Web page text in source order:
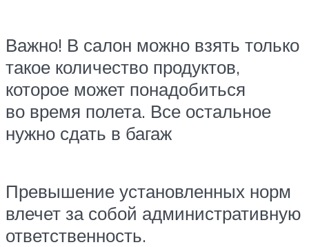
Важно! В салон можно взять только
такое количество продуктов,
которое может понадобиться
во время полета. Все остальное
нужно сдать в багаж
Превышение установленных норм
влечет за собой административную
ответственность.